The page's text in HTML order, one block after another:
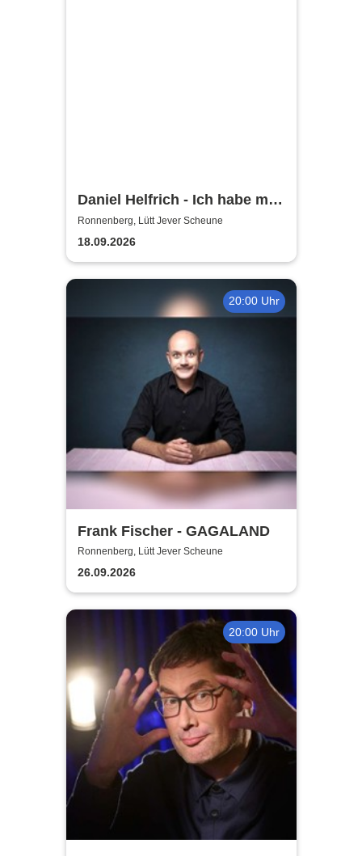
Daniel Helfrich - Ich habe mir
gerade noch gefehlt
Ronnenberg, Lütt Jever Scheune
18.09.2026
20:00 Uhr
Frank Fischer - GAGALAND
Ronnenberg, Lütt Jever Scheune
26.09.2026
20:00 Uhr